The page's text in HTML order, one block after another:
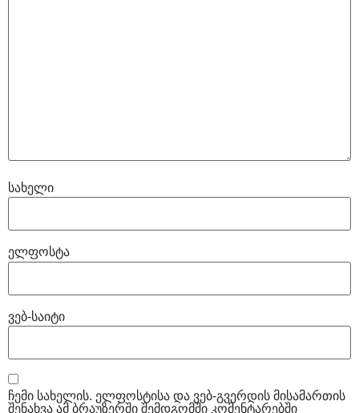
სახელი
ელფოსტა
ვებ-საიტი
ჩემი სახელის. ელფოსტისა და ვებ-გვერდის მისამართის
შენახვა ამ ბრაუზერში შემდგომში კომენტარებში